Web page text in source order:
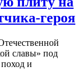
героя
славы» под
и